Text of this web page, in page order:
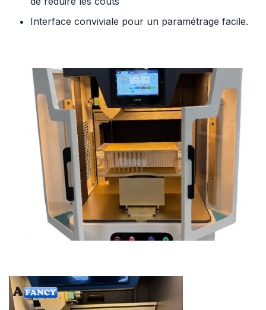
Interface conviviale pour un paramétrage facile.